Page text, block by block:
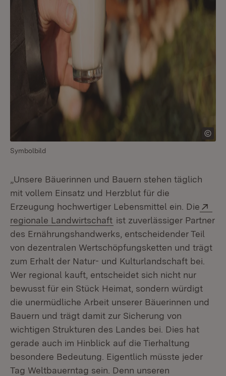
Symbolbild
„Unsere Bäuerinnen und Bauern stehen täglich
mit vollem Einsatz und Herzblut für die
Erzeugung hochwertiger Lebensmittel ein. Die
regionale Landwirtschaft (Öffnet in neuem Fenster)
ist zuverlässiger Partner
des Ernährungshandwerks, entscheidender Teil
von dezentralen Wertschöpfungsketten und trägt
zum Erhalt der Natur- und Kulturlandschaft bei.
Wer regional kauft, entscheidet sich nicht nur
bewusst für ein Stück Heimat, sondern würdigt
die unermüdliche Arbeit unserer Bäuerinnen und
Bauern und trägt damit zur Sicherung von
wichtigen Strukturen des Landes bei. Dies hat
gerade auch im Hinblick auf die Tierhaltung
besondere Bedeutung. Eigentlich müsste jeder
Tag Weltbauerntag sein. Denn unseren